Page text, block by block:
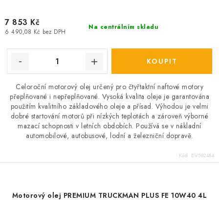
Na centrálním skladu
6 490,08 Kč bez DPH
7 853 Kč
Celoroční motorový olej určený pro čtyřtaktní naftové motory
přeplňované i nepřeplňované. Vysoká kvalita oleje je garantována
použitím kvalitního základového oleje a přísad. Výhodou je velmi
dobré startování motorů při nízkých teplotách a zároveň výborné
mazací schopnosti v letních obdobích. Používá se v nákladní
automobilové, autobusové, lodní a železniční dopravě.
Kód: EV502484
Motorový olej PREMIUM TRUCKMAN PLUS FE 10W40 4L